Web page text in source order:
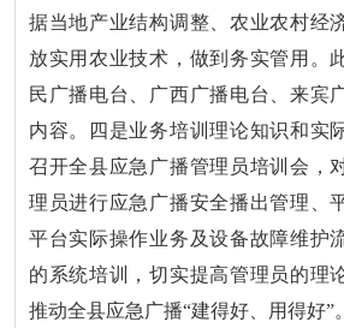
据当地产业结构调整、农业农村经
放实用农业技术，做到务实管用。
民广播电台、广西广播电台、来宾
内容。四是业务培训理论知识和实
召开全县应急广播管理员培训会，
理员进行应急广播安全播出管理、
平台实际操作业务及设备故障维护
的系统培训，切实提高管理员的理
推动全县应急广播“建得好、用得好”。